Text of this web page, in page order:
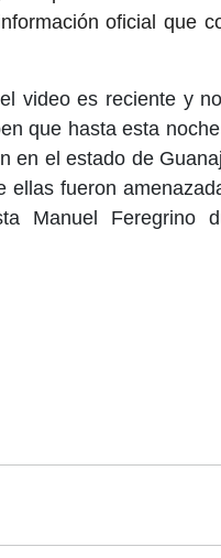
oficial que
el video es recientey no
que hasta esta
en el estado de
ellas fueron
Manuel Feregrino